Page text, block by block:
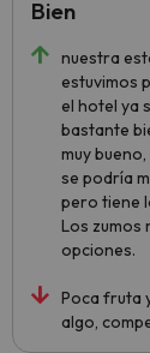
nuestra
estuvimos
el hotel ya
bastante
muy
se podría
pero tiene
Los zumos
opciones.
Poca fruta
algo,
Bien